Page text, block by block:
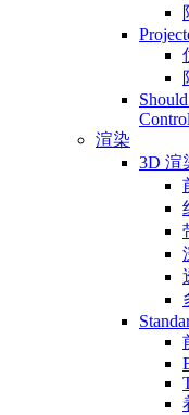
渲染
3D 渲